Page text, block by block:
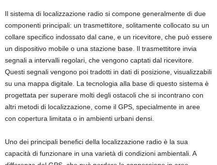
Il sistema di localizzazione radio si compone generalmente di due
componenti principali: un trasmettitore, solitamente collocato su un
collare specifico indossato dal cane, e un ricevitore, che può essere
un dispositivo mobile o una stazione base. Il trasmettitore invia
segnali a intervalli regolari, che vengono captati dal ricevitore.
Questi segnali vengono poi tradotti in dati di posizione, visualizzabili
su una mappa digitale. La tecnologia alla base di questo sistema è
progettata per superare molti degli ostacoli che si incontrano con
altri metodi di localizzazione, come il GPS, specialmente in aree
con copertura limitata o in ambienti urbani densi.
Uno dei principali benefici della localizzazione radio è la sua
capacità di funzionare in una varietà di condizioni ambientali. A